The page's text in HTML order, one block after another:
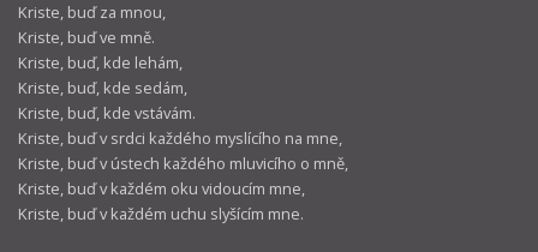
Kriste, buď za mnou,
Kriste, buď ve mně.
Kriste, buď, kde lehám,
Kriste, buď, kde sedám,
Kriste, buď, kde vstávám.
Kriste, buď v srdci každého myslícího na mne,
Kriste, buď v ústech každého mluvicího o mně,
Kriste, buď v každém oku vidoucím mne,
Kriste, buď v každém uchu slyšícím mne.